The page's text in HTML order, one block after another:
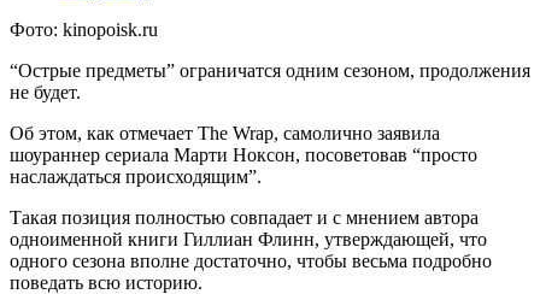
Фото: kinopoisk.ru
“Острые предметы” ограничатся одним сезоном, продолжения
не будет.
Об этом, как отмечает The Wrap, самолично заявила
шоураннер сериала Марти Ноксон, посоветовав “просто
наслаждаться происходящим”.
Такая позиция полностью совпадает и с мнением автора
одноименной книги Гиллиан Флинн, утверждающей, что
одного сезона вполне достаточно, чтобы весьма подробно
поведать всю историю.